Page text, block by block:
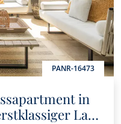
PANR-16473
in
Lage